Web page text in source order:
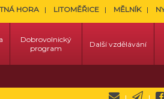
HORA LITOMĚŘICE MĚLNÍK
Dobrovolnický
program
Další vzdělávání